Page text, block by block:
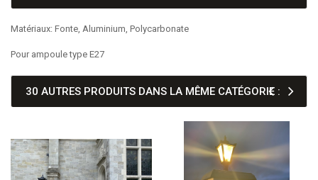
Matériaux: Fonte, Aluminium, Polycarbonate
Pour ampoule type E27
30 AUTRES PRODUITS DANS LA MÊME CATÉGORIE :